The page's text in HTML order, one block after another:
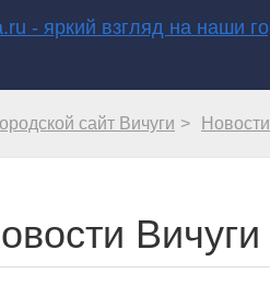
сайт Вичуги Новости
Вичуги